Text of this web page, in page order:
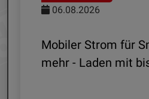
06.08.2026
Mobiler Strom für
mehr - Laden mit